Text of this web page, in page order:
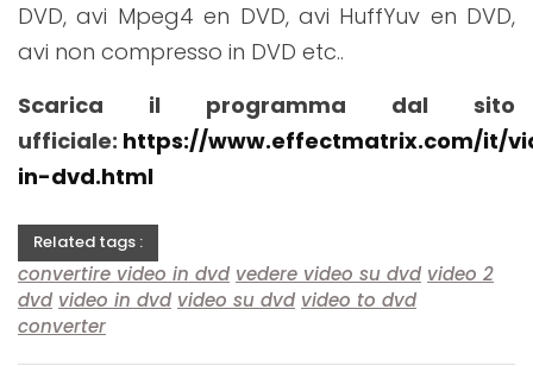
DVD, avi Mpeg4 en DVD, avi HuffYuv en DVD,
avi non compresso in DVD etc..
Scarica il programma dal sito
ufficiale: https://www.effectmatrix.com/it/
in-dvd.html
Related tags :
convertire video in dvd vedere video su dvd video 2
dvd video in dvd video su dvd video to dvd
converter